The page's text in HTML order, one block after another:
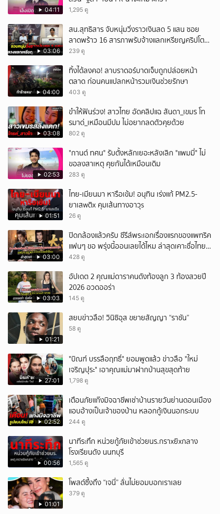
04:11 1,295 ดู
03:06
สน.สุทธิสาร จับหนุ่มวิ่งราวเงินสด 5 แสน ซอย
ลาดพร้าว 16 สารภาพรับจ้างแลกเหรียญคริปโต
ผ่านแอปฯ
239 ดู
04:00
ทิ้งได้ลงคอ! ลาบราดอร์บาดเจ็บถูกปล่อยหน้า
ตลาด ก่อนคนแปลกหน้ารวมเงินช่วยรักษา
403 ดู
03:08
ขำให้ฟันร่วง! สาวไทย อัดคลิปแฉ สันดา_เขมร โท
รมาด่_เหมือนมีปม ไม่อยากลดตัวคุยด้วย
802 ดู
02:53
"กานต์ ทศน" รับตั้งหลักเยอะหลังเลิก "แพมมี่" ไม่
ขอลงสาเหตุ คุยกันได้เหมือนเดิม
283 ดู
01:51
ไทย-เมียนมา หารือเข้ม! อนุทิน เร่งแก้ PM2.5-
ยาเสwติx คุมเส้นทางอาวุs
26 ดู
03:00
ปิดกล้องแล้วครับ ซีรีส์พระเอกเรื่องแรกของแพทริค
แฟนๆ ขอ พรุ่งนี้ออนเลยได้ไหม ล่าสุดเคาะชื่อไทย
แล้ว
428 ดู
03:03
อัปเดต 2 คุณแม่ดาราคนดังท้องลูก 3 ท้องสวยปี
2026 อวดออร่า
145 ดู
01:21
สยบข่าวลือ! วินิซิอุส ขยายสัญญา “ราชัน”
58 ดู
27:01
"บิณฑ์ บรรลือฤทธิ์" ยอมพูดแล้ว ข่าวลือ "ใหม่
เจริญปุระ" เอาคุณแม่มาฝากบ้านสุขสุดท้าย
1,798 ดู
02:52
เตือนภัยแก๊งมิจฉาชีพเช่าบ้านรายวันย่านดอนเมือง
แอบอ้างเป็นเจ้าของบ้าน หลอกกู้เงินนอกระบบ
244 ดู
00:56
นาทีระทึก หน่วยกู้ภัยเข้าช่วยนร.กราxยิxกลาง
โรงเรียนดัง นนทบุรี
1,565 ดู
01:01
โพสต์ซึ้งถึง “เจนี่” ลั่นไม่ยอมบอกเราเลย
379 ดู
ยกเลิก